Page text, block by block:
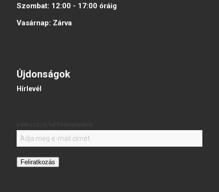
Szombat: 12:00 - 17:00 óráig
Vasárnap: Zárva
Újdonságok
Hírlevél
Feliratkozás